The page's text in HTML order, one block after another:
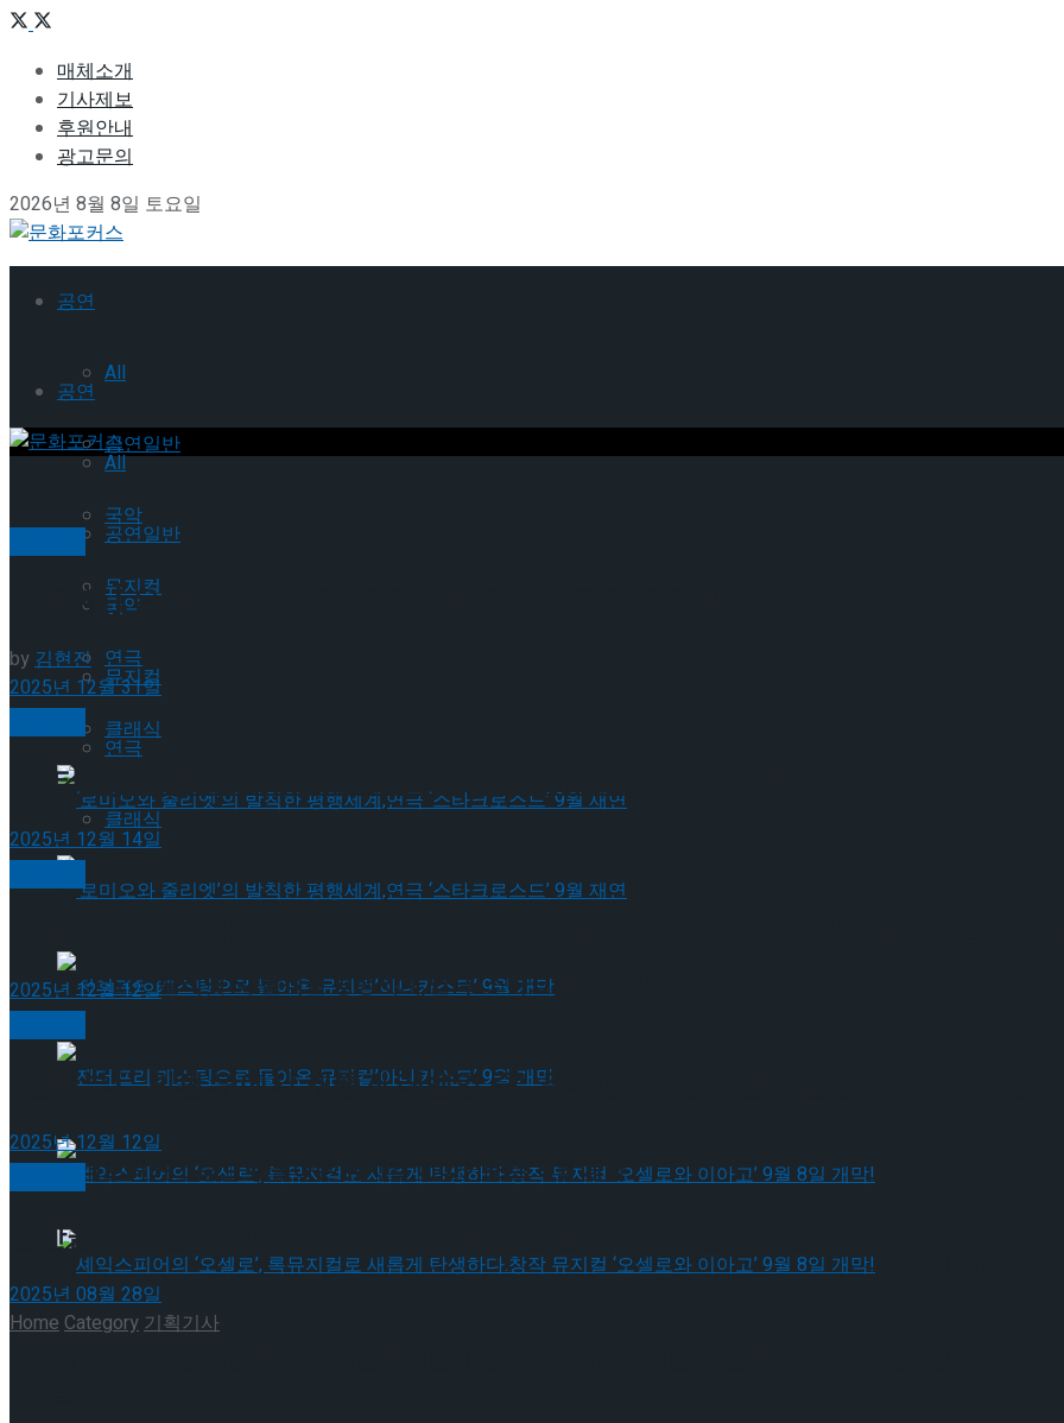
매체소개
기사제보
후원안내
광고문의
2026년 8월 8일 토요일
공연
All
공연일반
국악
뮤지컬
연극
클래식
‘로미오와 줄리엣’의 발칙한 평행세계,연극 ‘스타크로스드’ 9월 재연
젠더프리 캐스팅으로 돌아온 뮤지컬’아나키스트’ 9월 개막
셰익스피어의 ‘오셀로’, 록뮤지컬로 새롭게 탄생하다.창작 뮤지컬 ‘오셀로와 이아고’ 9월 8일 개막!
공연
All
공연일반
국악
뮤지컬
연극
클래식
‘로미오와 줄리엣’의 발칙한 평행세계,연극 ‘스타크로스드’ 9월 재연
젠더프리 캐스팅으로 돌아온 뮤지컬’아나키스트’ 9월 개막
[인터뷰] 은반 위의 예술가, 피겨 안무가 신예지가 그려내는 인생의 선율
by김현진
2025년 12월 31일
[인터뷰] 빙판 위에 피어나는 꽃처럼, 피겨 허지유가 그리는 ‘감성적인 여정’
2025년 12월 14일
2025년 12월 12일
[인터뷰] ‘빙판 위에서 새롭게 레벨업 중’, 뮤지컬 ‘나 혼자만 레벨업 on ICE’ 의 김
2025년 12월 12일
순간을 쌓아온 피겨스케이팅 국가대표 차준환, 그의 세 번째 도전
2025년 08월 28일
HomeCategory기획기사